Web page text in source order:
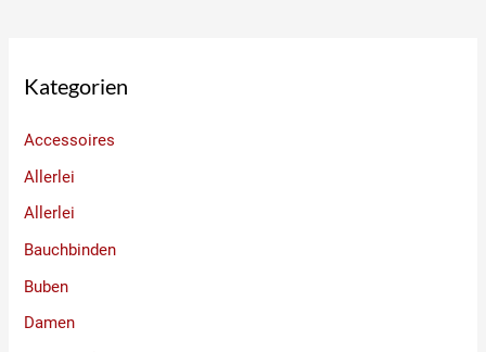
Kategorien
Accessoires
Allerlei
Allerlei
Bauchbinden
Buben
Damen